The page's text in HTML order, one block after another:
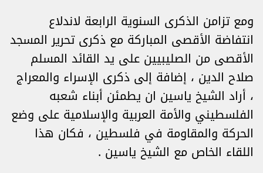
ومع تزامن الذكرى السنوية الرابعة لاندلاع
انتفاضة الأقصى المباركة مع ذكرى تحرير المسجد
الأقصى من الصليبيين على يد القائد المسلم
صلاح الدين ، إضافة إلى ذكرى الإسراء والمعراج
، أراد الشيخ ياسين ان يطمئن أبناء شعبه
الفلسطيني والأمة العربية والإسلامية على وضع
الحركة والمقاومة في فلسطين ، فكان هذا
اللقاء الخاص مع الشيخ ياسين .